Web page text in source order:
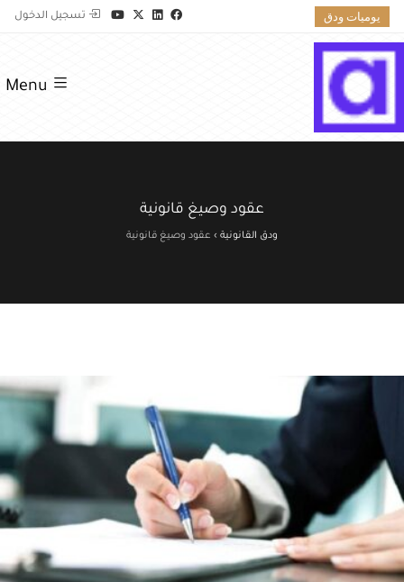
يوميات ودق تسجيل الدخول
Menu
عقود وصيغ قانونية
ودق القانونية › عقود وصيغ قانونية